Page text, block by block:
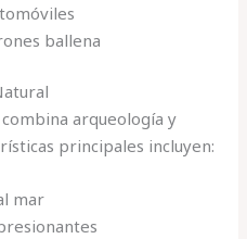
ballena
arqueología y
principales incluyen:
mar